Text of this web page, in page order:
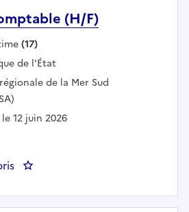
(H/F)
(17)
:de l'État
de la Mer Sud
12 juin 2026
: Secrétaire comptable (H/F)